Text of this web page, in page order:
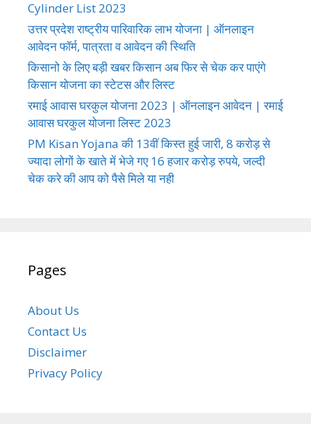
Cylinder List 2023
उत्तर प्रदेश राष्ट्रीय पारिवारिक लाभ योजना | ऑनलाइन
आवेदन फॉर्म, पात्रता व आवेदन की स्थिति
किसानो के लिए बड़ी खबर किसान अब फिर से चेक कर पाएंगे
किसान योजना का स्टेटस और लिस्ट
रमाई आवास घरकुल योजना 2023 | ऑनलाइन आवेदन | रमाई
आवास घरकुल योजना लिस्ट 2023
PM Kisan Yojana की 13वीं किस्त हुई जारी, 8 करोड़ से
ज्यादा लोगों के खाते में भेजे गए 16 हजार करोड़ रुपये, जल्दी
चेक करे की आप को पैसे मिले या नही
Pages
About Us
Contact Us
Disclaimer
Privacy Policy